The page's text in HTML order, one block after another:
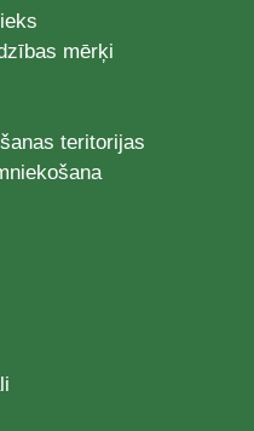
mērķi
teritorijas